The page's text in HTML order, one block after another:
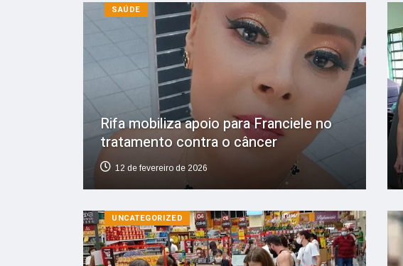
SAÚDE
Rifa mobiliza apoio para Franciele no
tratamento contra o câncer
12 de fevereiro de 2026
UNCATEGORIZED